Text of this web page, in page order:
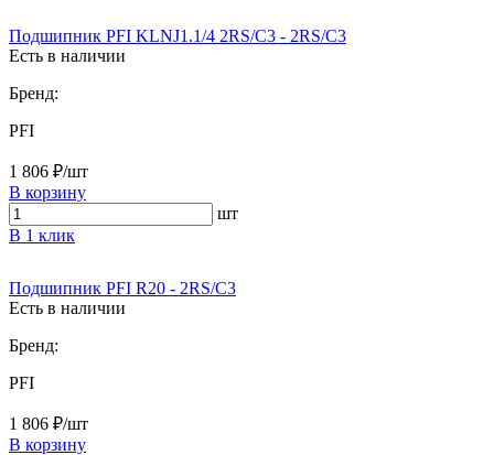
Подшипник PFI KLNJ1.1/4 2RS/C3 - 2RS/C3
Есть в наличии
Бренд:
PFI
1 806 ₽/шт
В корзину
шт
В 1 клик
Подшипник PFI R20 - 2RS/C3
Есть в наличии
Бренд:
PFI
1 806 ₽/шт
В корзину